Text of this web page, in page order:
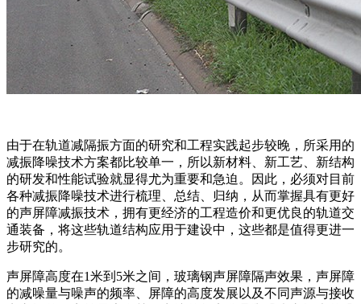
由于在轨道减隔振方面的研究和工程实践起步较晚，所采用的
减振降噪技术方案都比较单一，所以新材料、新工艺、新结构
的研发和性能试验就显得尤为重要和急迫。因此，必须对目前
各种减振降噪技术进行梳理、总结、归纳，从而掌握具有更好
的声屏障减振技术，拥有更经济的工程造价和更优良的轨道交
通装备，将这些轨道结构应用于建设中，这些都是值得更进一
步研究的。
声屏障高度在1米到5米之间，玻璃钢声屏障隔声效果，声屏障
的减噪量与噪声的频率、屏障的高度发展以及不同声源与接收